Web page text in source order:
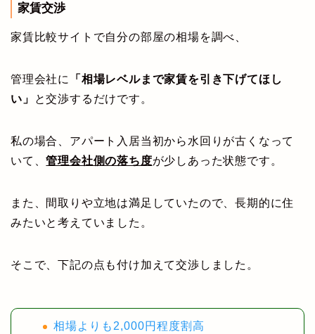
家賃交渉
家賃比較サイトで自分の部屋の相場を調べ、
管理会社に
「相場レベルまで家賃を引き下げてほし
い」
と交渉するだけです。
私の場合、アパート入居当初から水回りが古くなって
いて、管理会社側の落ち度が少しあった状態です。
また、間取りや立地は満足していたので、長期的に住
みたいと考えていました。
そこで、下記の点も付け加えて交渉しました。
相場よりも2,000円程度割高